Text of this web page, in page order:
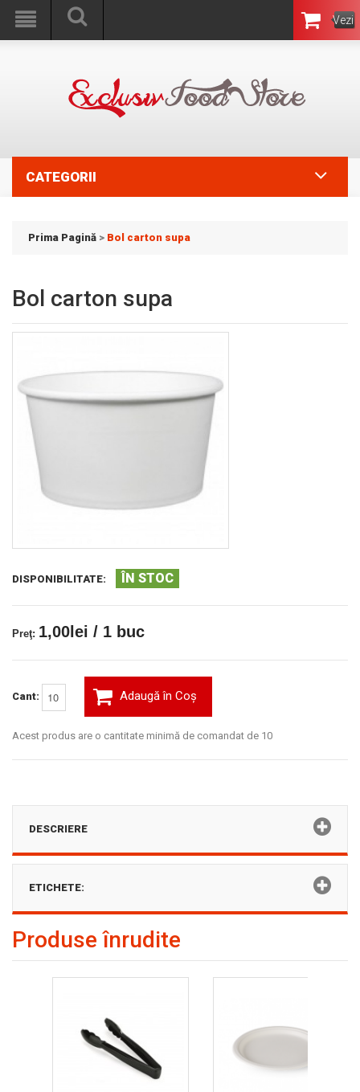
Vezi
Coşul
CATEGORII
Prima Pagină > Bol carton supa
Bol carton supa
DISPONIBILITATE: ÎN STOC
Preţ: 1,00lei / 1 buc
Cant: Adaugă în Coş
Acest produs are o cantitate minimă de comandat de 10
DESCRIERE
ETICHETE:
Produse înrudite